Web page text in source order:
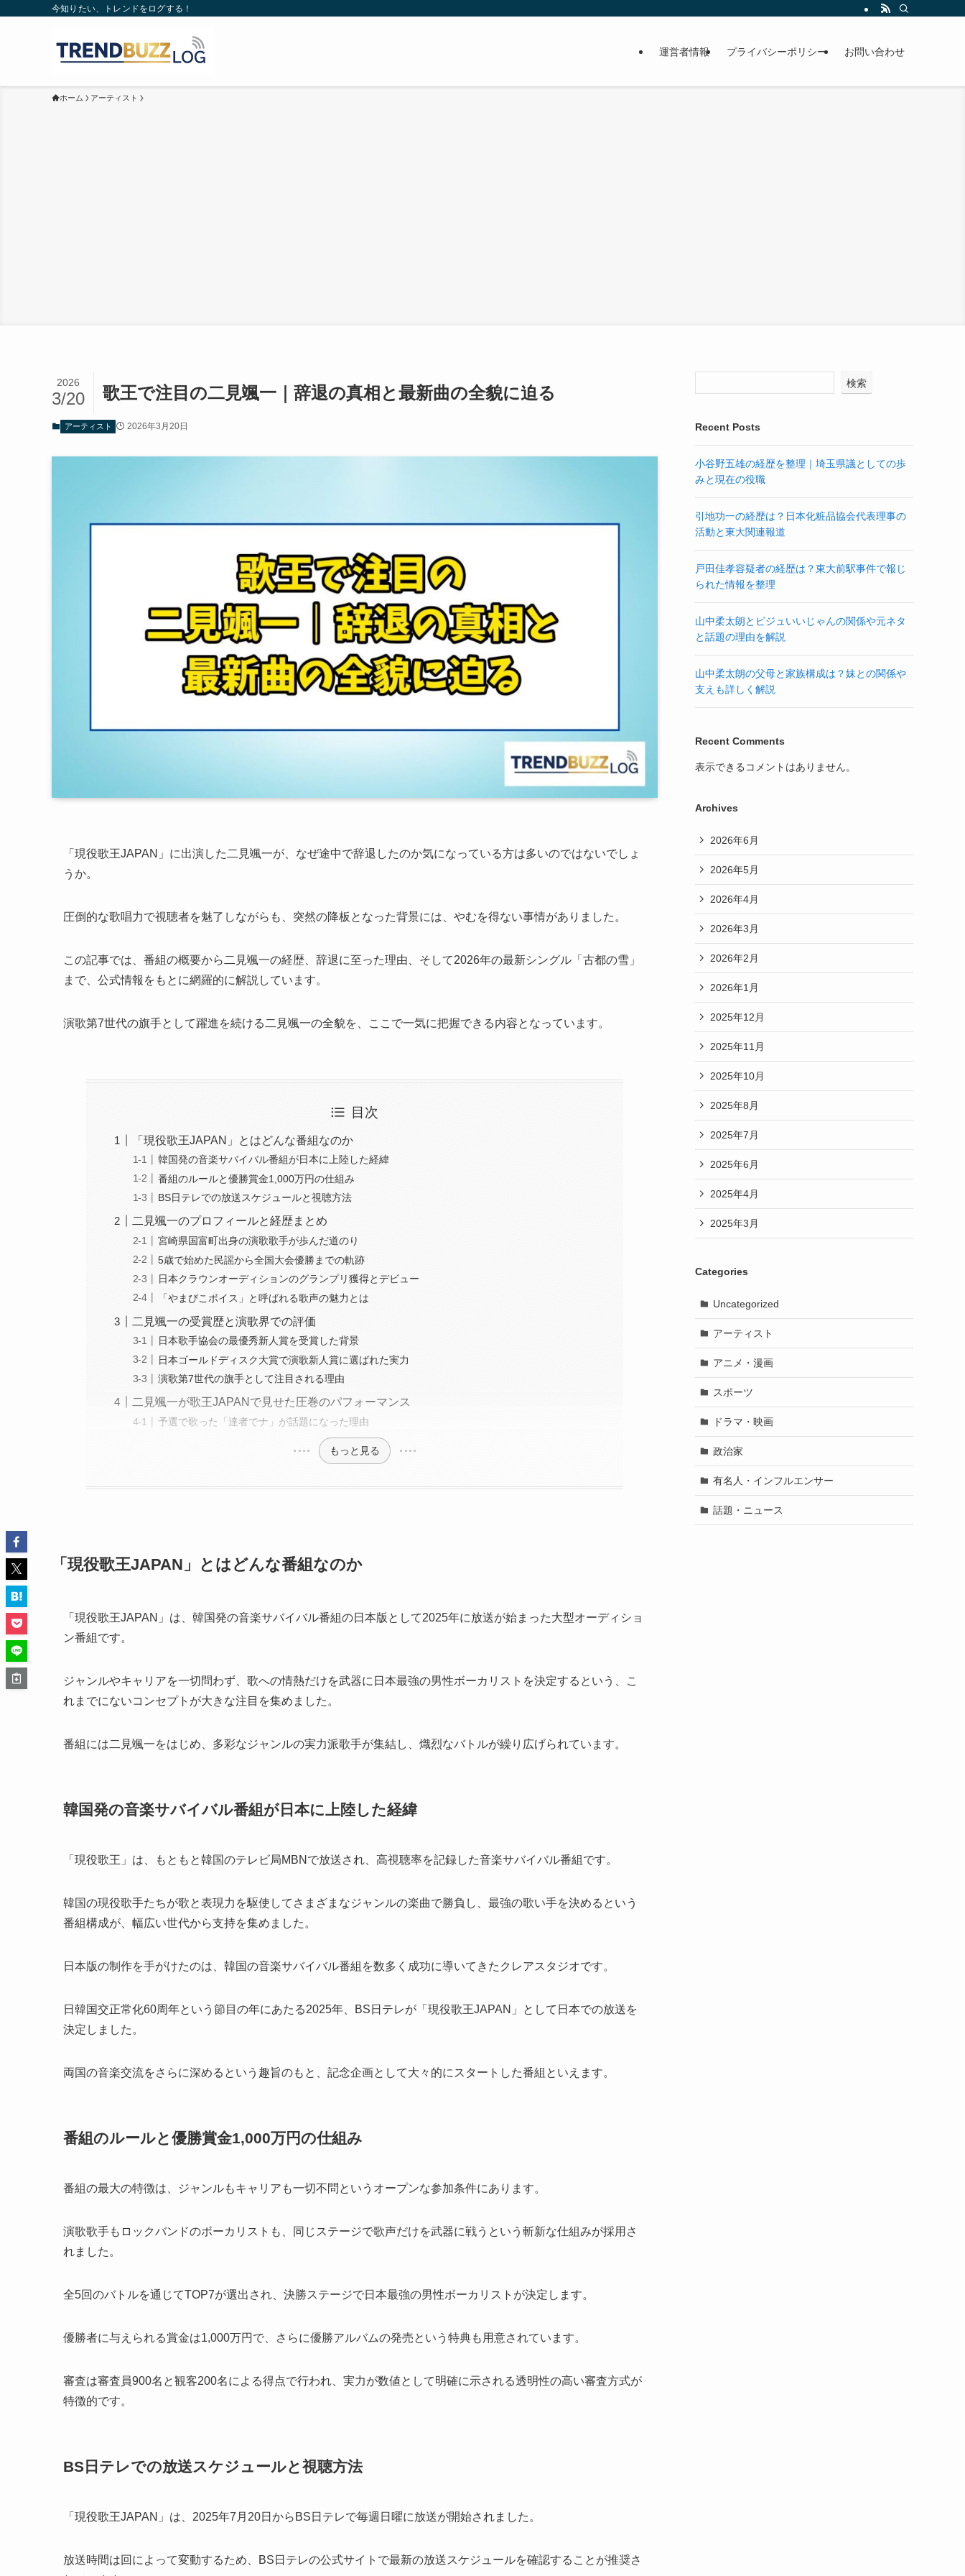
今知りたい、トレンドをログする！
運営者情報 プライバシーポリシー お問い合わせ
ホーム アーティスト
歌王で注目の二見颯一｜辞退の真相と最新曲の全貌に迫る
2026
3/20
アーティスト 2026年3月20日
「現役歌王JAPAN」に出演した二見颯一が、なぜ途中で辞退したのか気になっている方は多いのではないでしょ
うか。
圧倒的な歌唱力で視聴者を魅了しながらも、突然の降板となった背景には、やむを得ない事情がありました。
この記事では、番組の概要から二見颯一の経歴、辞退に至った理由、そして2026年の最新シングル「古都の雪」
まで、公式情報をもとに網羅的に解説しています。
演歌第7世代の旗手として躍進を続ける二見颯一の全貌を、ここで一気に把握できる内容となっています。
目次
「現役歌王JAPAN」とはどんな番組なのか
韓国発の音楽サバイバル番組が日本に上陸した経緯
番組のルールと優勝賞金1,000万円の仕組み
BS日テレでの放送スケジュールと視聴方法
二見颯一のプロフィールと経歴まとめ
宮崎県国富町出身の演歌歌手が歩んだ道のり
5歳で始めた民謡から全国大会優勝までの軌跡
日本クラウンオーディションのグランプリ獲得とデビュー
「やまびこボイス」と呼ばれる歌声の魅力とは
二見颯一の受賞歴と演歌界での評価
日本歌手協会の最優秀新人賞を受賞した背景
日本ゴールドディスク大賞で演歌新人賞に選ばれた実力
演歌第7世代の旗手として注目される理由
二見颯一が歌王JAPANで見せた圧巻のパフォーマンス
予選で歌った「達者でナ」が話題になった理由
もっと見る
「現役歌王JAPAN」とはどんな番組なのか
「現役歌王JAPAN」は、韓国発の音楽サバイバル番組の日本版として2025年に放送が始まった大型オーディショ
ン番組です。
ジャンルやキャリアを一切問わず、歌への情熱だけを武器に日本最強の男性ボーカリストを決定するという、こ
れまでにないコンセプトが大きな注目を集めました。
番組には二見颯一をはじめ、多彩なジャンルの実力派歌手が集結し、熾烈なバトルが繰り広げられています。
韓国発の音楽サバイバル番組が日本に上陸した経緯
「現役歌王」は、もともと韓国のテレビ局MBNで放送され、高視聴率を記録した音楽サバイバル番組です。
韓国の現役歌手たちが歌と表現力を駆使してさまざまなジャンルの楽曲で勝負し、最強の歌い手を決めるという
番組構成が、幅広い世代から支持を集めました。
日本版の制作を手がけたのは、韓国の音楽サバイバル番組を数多く成功に導いてきたクレアスタジオです。
日韓国交正常化60周年という節目の年にあたる2025年、BS日テレが「現役歌王JAPAN」として日本での放送を
決定しました。
両国の音楽交流をさらに深めるという趣旨のもと、記念企画として大々的にスタートした番組といえます。
番組のルールと優勝賞金1,000万円の仕組み
番組の最大の特徴は、ジャンルもキャリアも一切不問というオープンな参加条件にあります。
演歌歌手もロックバンドのボーカリストも、同じステージで歌声だけを武器に戦うという斬新な仕組みが採用さ
れました。
全5回のバトルを通じてTOP7が選出され、決勝ステージで日本最強の男性ボーカリストが決定します。
優勝者に与えられる賞金は1,000万円で、さらに優勝アルバムの発売という特典も用意されています。
審査は審査員900名と観客200名による得点で行われ、実力が数値として明確に示される透明性の高い審査方式が
特徴的です。
BS日テレでの放送スケジュールと視聴方法
「現役歌王JAPAN」は、2025年7月20日からBS日テレで毎週日曜に放送が開始されました。
放送時間は回によって変動するため、BS日テレの公式サイトで最新の放送スケジュールを確認することが推奨さ
検索
Recent Posts
小谷野五雄の経歴を整理｜埼玉県議としての歩
みと現在の役職
引地功一の経歴は？日本化粧品協会代表理事の
活動と東大関連報道
戸田佳孝容疑者の経歴は？東大前駅事件で報じ
られた情報を整理
山中柔太朗とビジュいいじゃんの関係や元ネタ
と話題の理由を解説
山中柔太朗の父母と家族構成は？妹との関係や
支えも詳しく解説
Recent Comments
表示できるコメントはありません。
Archives
2026年6月
2026年5月
2026年4月
2026年3月
2026年2月
2026年1月
2025年12月
2025年11月
2025年10月
2025年8月
2025年7月
2025年6月
2025年4月
2025年3月
Categories
Uncategorized
アーティスト
アニメ・漫画
スポーツ
ドラマ・映画
政治家
有名人・インフルエンサー
話題・ニュース